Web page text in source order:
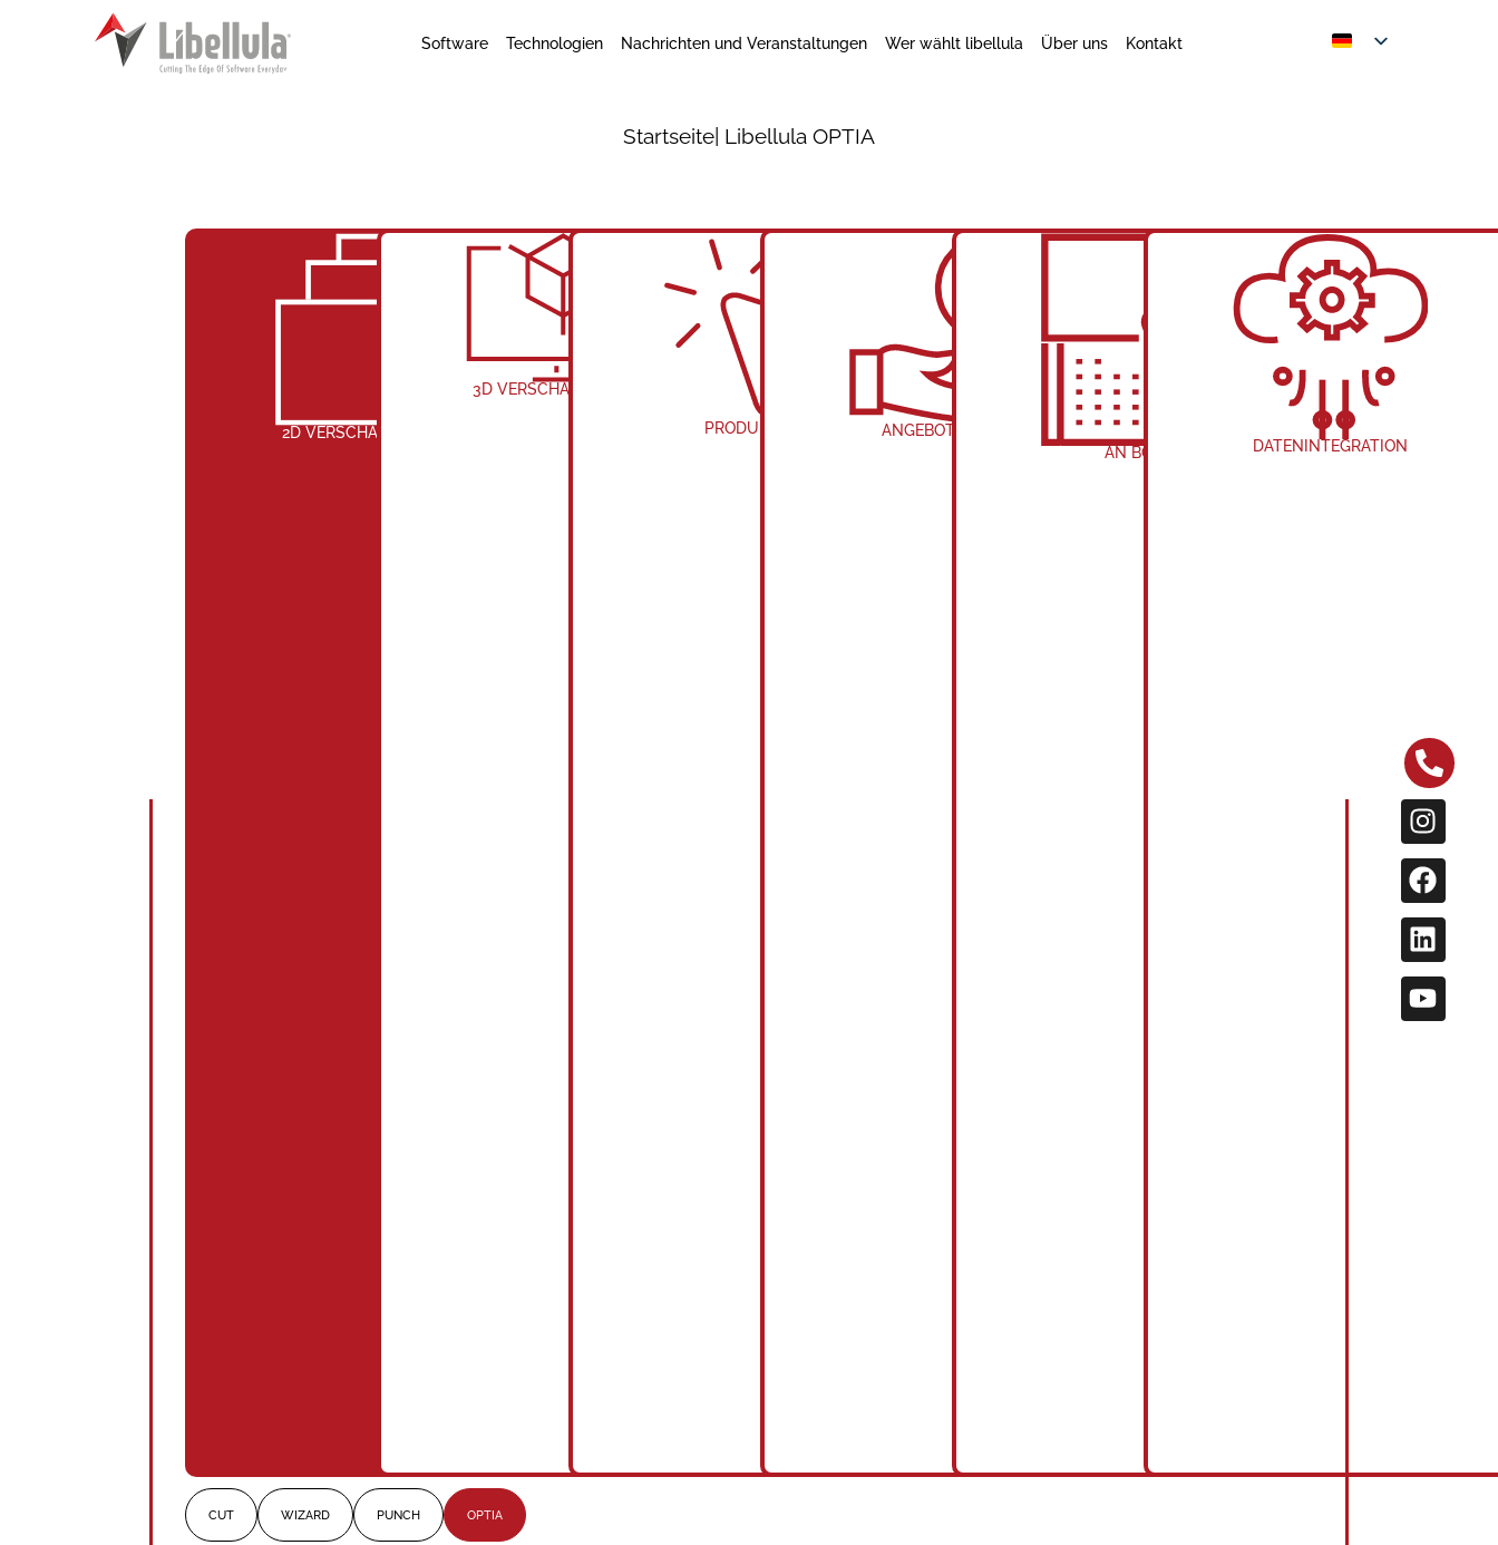
Software Technologien Nachrichten und Veranstaltungen Wer wählt libellula Über uns Kontakt
Startseite | Libellula OPTIA
2D VERSCHACHTELUNG
3D VERSCHACHTELUNG
PRODUKTION
ANGEBOTE & ERP
AN BORD
DATENINTEGRATION
CUT WIZARD PUNCH OPTIA